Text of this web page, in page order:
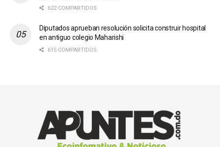
622 COMPARTIDOS
Diputados aprueban resolución solicita construir hospital
en antiguo colegio Maharishi
615 COMPARTIDOS